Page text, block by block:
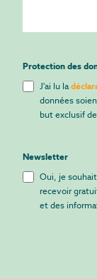
Protection des
J'ai lu la
données
but exclusif
Newsletter
Oui, je
recevoir
et des